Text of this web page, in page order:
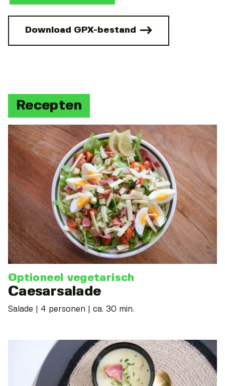
Download GPX-bestand
Recepten
Optioneel vegetarisch
Caesarsalade
Salade | 4 personen | ca. 30 min.